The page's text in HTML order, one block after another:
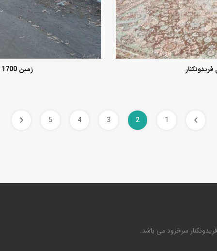
زمین 1700 متری فریدونکنار 3 نبش لب رودخانه
1
2
3
4
5
سرخرود می باشد.